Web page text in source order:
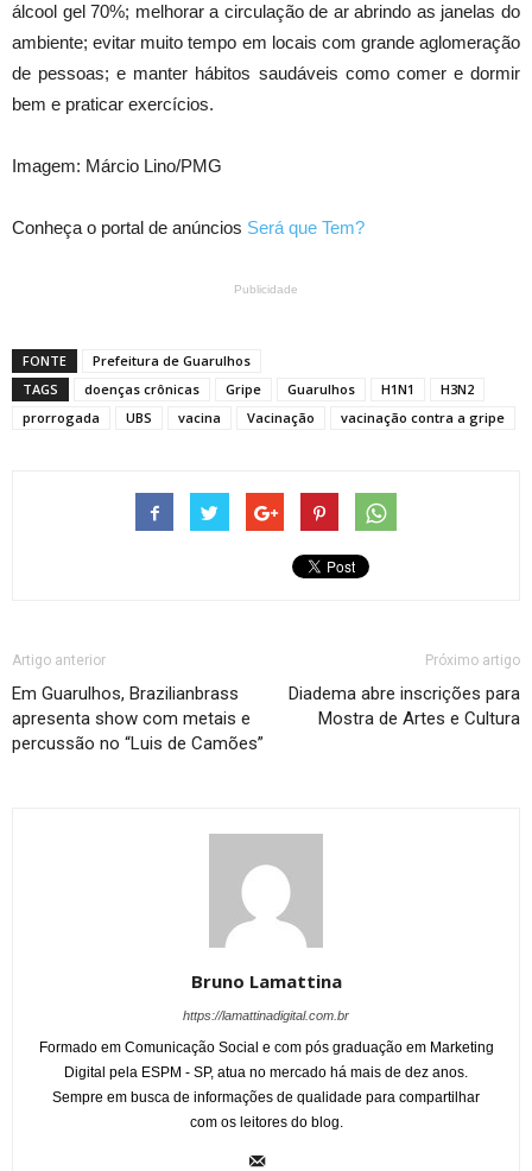
álcool gel 70%; melhorar a circulação de ar abrindo as janelas do
ambiente; evitar muito tempo em locais com grande aglomeração
de pessoas; e manter hábitos saudáveis como comer e dormir
bem e praticar exercícios.
Imagem: Márcio Lino/PMG
Conheça o portal de anúncios Será que Tem?
Publicidade
FONTE
Prefeitura de Guarulhos
TAGS
doenças crônicas Gripe Guarulhos H1N1
H3N2
prorrogada
UBS vacina Vacinação vacinação contra a gripe
Artigo anterior
Em Guarulhos, Brazilianbrass
apresenta show com metais e
percussão no “Luis de Camões”
Próximo artigo
Diadema abre inscrições para
Mostra de Artes e Cultura
Bruno Lamattina
https://lamattinadigital.com.br
Formado em Comunicação Social e com pós graduação em Marketing
Digital pela ESPM - SP, atua no mercado há mais de dez anos.
Sempre em busca de informações de qualidade para compartilhar
com os leitores do blog.